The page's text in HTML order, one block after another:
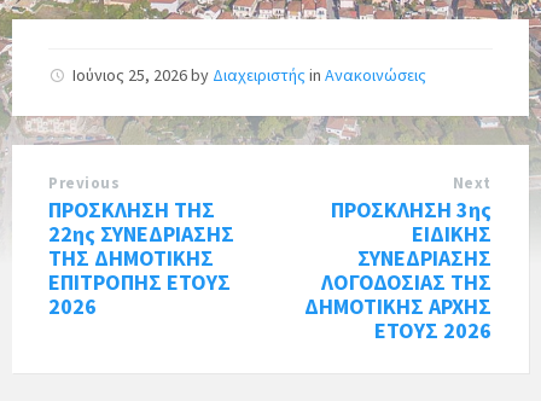
Ιούνιος 25, 2026by Διαχειριστής in Ανακοινώσεις
Previous
ΠΡΟΣΚΛΗΣΗ ΤΗΣ
22ης ΣΥΝΕΔΡΙΑΣΗΣ
ΤΗΣ ΔΗΜΟΤΙΚΗΣ
ΕΠΙΤΡΟΠΗΣ ΕΤΟΥΣ
2026
Next
ΠΡΟΣΚΛΗΣΗ 3ης
ΕΙΔΙΚΗΣ
ΣΥΝΕΔΡΙΑΣΗΣ
ΛΟΓΟΔΟΣΙΑΣ ΤΗΣ
ΔΗΜΟΤΙΚΗΣ ΑΡΧΗΣ
ΕΤΟΥΣ 2026